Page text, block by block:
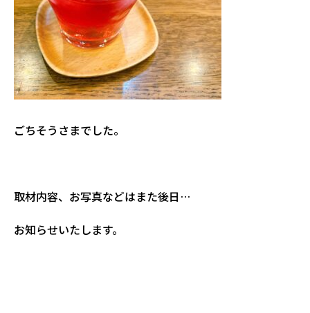
ごちそうさまでした。
取材内容、お写真などはまた後日…
お知らせいたします。